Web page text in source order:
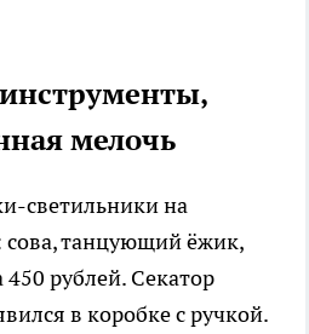
мелочь
светильники на
сова, танцующий ёжик,
рублей. Секатор
в коробке с ручкой.